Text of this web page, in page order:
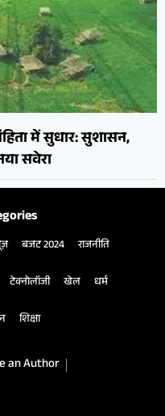
में सुधार: सुशासन,
सवेरा
बजट 2024 राजनीति
टेक्नोलॉजी खेल धर्म
शिक्षा
an Author